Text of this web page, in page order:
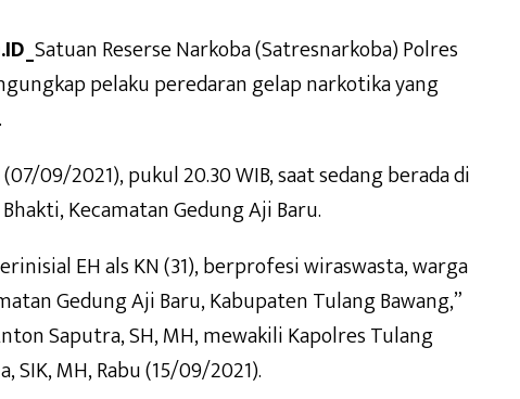
Satuan Reserse Narkoba (Satresnarkoba) Polres
pelaku peredaran gelap narkotika yang
09/2021), pukul 20.30 WIB, saat sedang berada di
Kecamatan Gedung Aji Baru.
EH als KN (31), berprofesi wiraswasta, warga
Gedung Aji Baru, Kabupaten Tulang Bawang,”
Saputra, SH, MH, mewakili Kapolres Tulang
SIK, MH, Rabu (15/09/2021).